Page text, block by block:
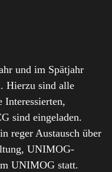
und im Spätjahr
Hierzu sind alle
sind eingeladen.
reger Austausch über
UNIMOG-
UNIMOG statt.